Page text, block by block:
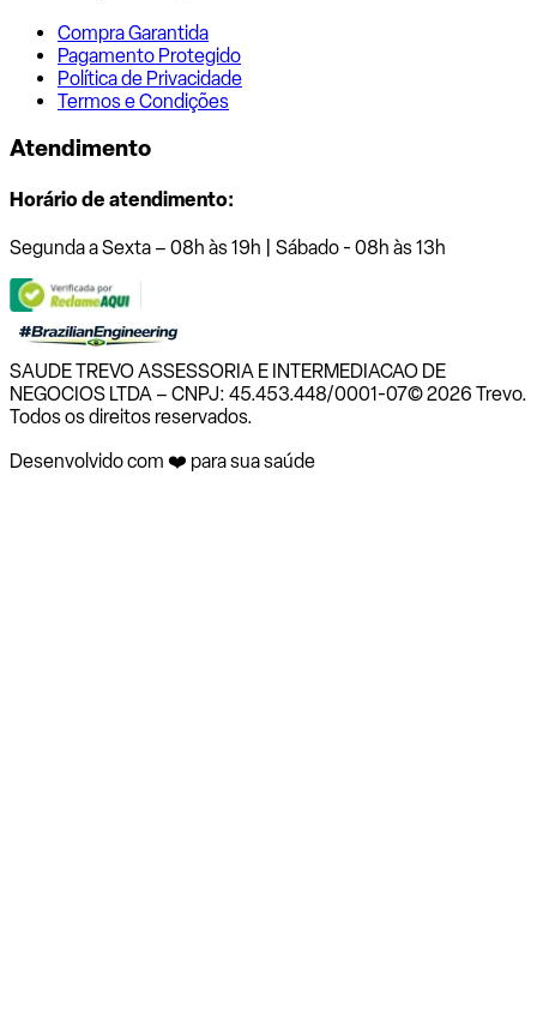
Compra Garantida
Pagamento Protegido
Política de Privacidade
Termos e Condições
Atendimento
Horário de atendimento:
Segunda a Sexta – 08h às 19h | Sábado - 08h às 13h
SAUDE TREVO ASSESSORIA E INTERMEDIACAO DE
NEGOCIOS LTDA – CNPJ: 45.453.448/0001-07© 2026 Trevo.
Todos os direitos reservados.
Desenvolvido com ❤️ para sua saúde